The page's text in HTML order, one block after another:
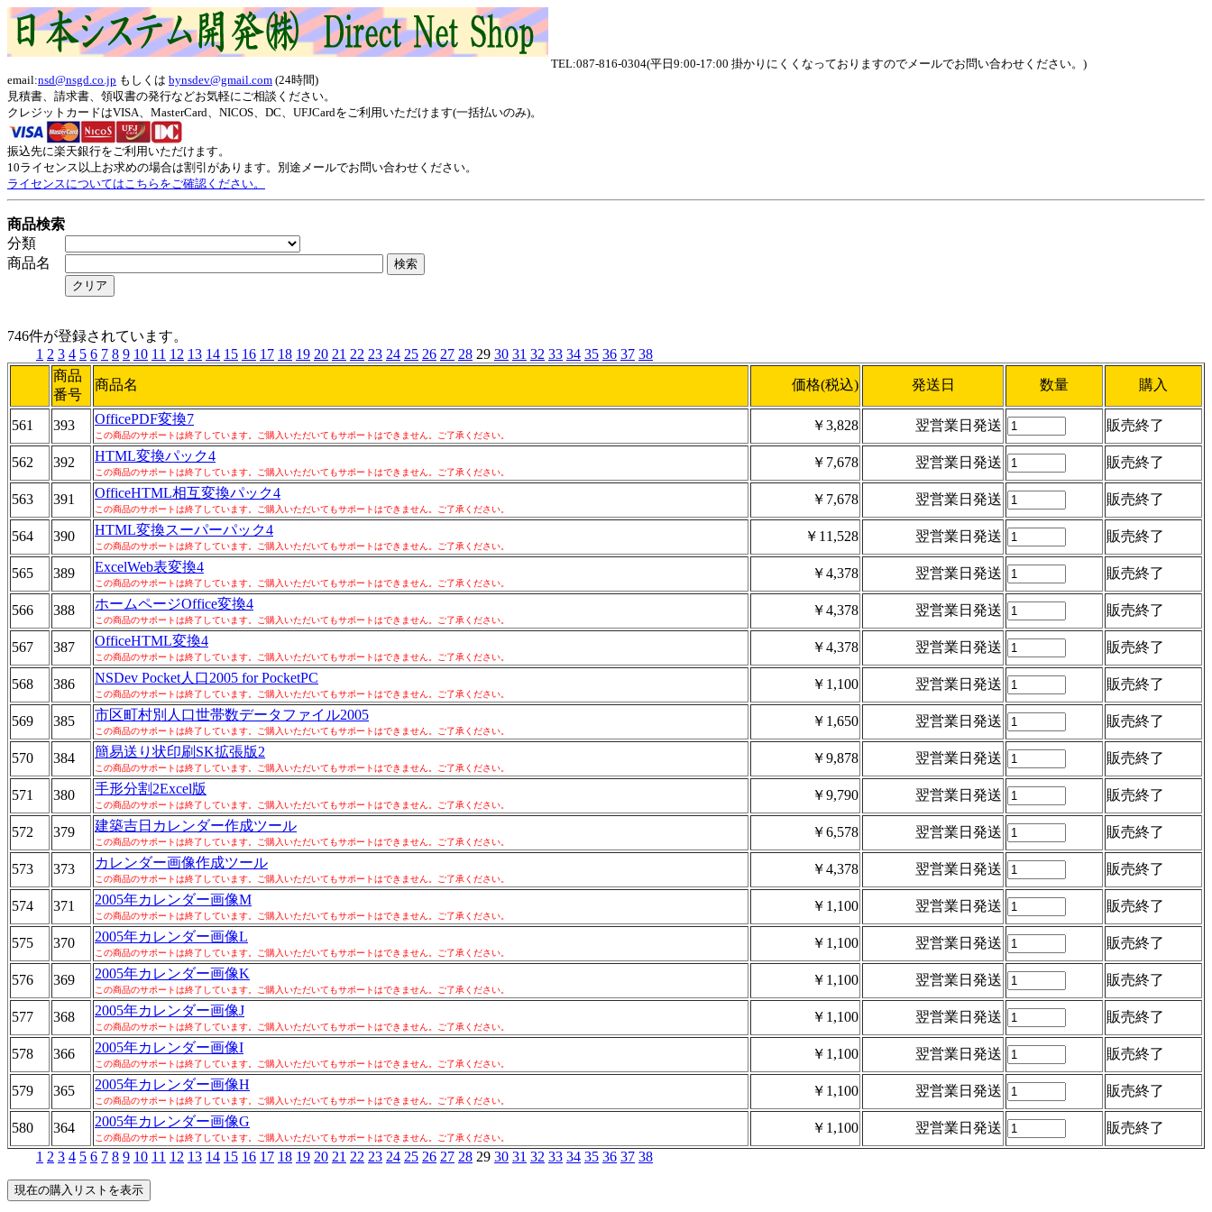
TEL:087-816-0304(平日9:00-17:00 掛かりにくくなっておりますのでメールでお問い合わせください。)
email:nsd@nsgd.co.jp もしくは bynsdev@gmail.com (24時間)
見積書、請求書、領収書の発行などお気軽にご相談ください。
クレジットカードはVISA、MasterCard、NICOS、DC、UFJCardをご利用いただけます(一括払いのみ)。
振込先に楽天銀行をご利用いただけます。
10ライセンス以上お求めの場合は割引があります。別途メールでお問い合わせください。
ライセンスについてはこちらをご確認ください。
商品検索
分類
商品名
746件が登録されています。
1 2 3 4 5 6 7 8 9 10 11 12 13 14 15 16 17 18 19 20 21 22 23 24 25 26 27 28 29 30 31 32 33 34 35 36 37 38
商品
番号
商品名 価格(税込) 発送日 数量 購入
561 393 OfficePDF変換7
この商品のサポートは終了しています。ご購入いただいてもサポートはできません。ご了承ください。
￥3,828 翌営業日発送 販売終了
562 392 HTML変換パック4
この商品のサポートは終了しています。ご購入いただいてもサポートはできません。ご了承ください。
￥7,678 翌営業日発送 販売終了
563 391 OfficeHTML相互変換パック4
この商品のサポートは終了しています。ご購入いただいてもサポートはできません。ご了承ください。
￥7,678 翌営業日発送 販売終了
564 390 HTML変換スーパーパック4
この商品のサポートは終了しています。ご購入いただいてもサポートはできません。ご了承ください。
￥11,528 翌営業日発送 販売終了
565 389 ExcelWeb表変換4
この商品のサポートは終了しています。ご購入いただいてもサポートはできません。ご了承ください。
￥4,378 翌営業日発送 販売終了
566 388 ホームページOffice変換4
この商品のサポートは終了しています。ご購入いただいてもサポートはできません。ご了承ください。
￥4,378 翌営業日発送 販売終了
567 387 OfficeHTML変換4
この商品のサポートは終了しています。ご購入いただいてもサポートはできません。ご了承ください。
￥4,378 翌営業日発送 販売終了
568 386 NSDev Pocket人口2005 for PocketPC
この商品のサポートは終了しています。ご購入いただいてもサポートはできません。ご了承ください。
￥1,100 翌営業日発送 販売終了
569 385 市区町村別人口世帯数データファイル2005
この商品のサポートは終了しています。ご購入いただいてもサポートはできません。ご了承ください。
￥1,650 翌営業日発送 販売終了
570 384 簡易送り状印刷SK拡張版2
この商品のサポートは終了しています。ご購入いただいてもサポートはできません。ご了承ください。
￥9,878 翌営業日発送 販売終了
571 380 手形分割2Excel版
この商品のサポートは終了しています。ご購入いただいてもサポートはできません。ご了承ください。
￥9,790 翌営業日発送 販売終了
572 379 建築吉日カレンダー作成ツール
この商品のサポートは終了しています。ご購入いただいてもサポートはできません。ご了承ください。
￥6,578 翌営業日発送 販売終了
573 373 カレンダー画像作成ツール
この商品のサポートは終了しています。ご購入いただいてもサポートはできません。ご了承ください。
￥4,378 翌営業日発送 販売終了
574 371 2005年カレンダー画像M
この商品のサポートは終了しています。ご購入いただいてもサポートはできません。ご了承ください。
￥1,100 翌営業日発送 販売終了
575 370 2005年カレンダー画像L
この商品のサポートは終了しています。ご購入いただいてもサポートはできません。ご了承ください。
￥1,100 翌営業日発送 販売終了
576 369 2005年カレンダー画像K
この商品のサポートは終了しています。ご購入いただいてもサポートはできません。ご了承ください。
￥1,100 翌営業日発送 販売終了
577 368 2005年カレンダー画像J
この商品のサポートは終了しています。ご購入いただいてもサポートはできません。ご了承ください。
￥1,100 翌営業日発送 販売終了
578 366 2005年カレンダー画像I
この商品のサポートは終了しています。ご購入いただいてもサポートはできません。ご了承ください。
￥1,100 翌営業日発送 販売終了
579 365 2005年カレンダー画像H
この商品のサポートは終了しています。ご購入いただいてもサポートはできません。ご了承ください。
￥1,100 翌営業日発送 販売終了
580 364 2005年カレンダー画像G
この商品のサポートは終了しています。ご購入いただいてもサポートはできません。ご了承ください。
￥1,100 翌営業日発送
販売終了
1 2 3 4 5 6 7 8 9 10 11 12 13 14 15 16 17 18 19 20 21 22 23 24 25 26 27 28 29 30 31 32 33 34 35 36 37 38